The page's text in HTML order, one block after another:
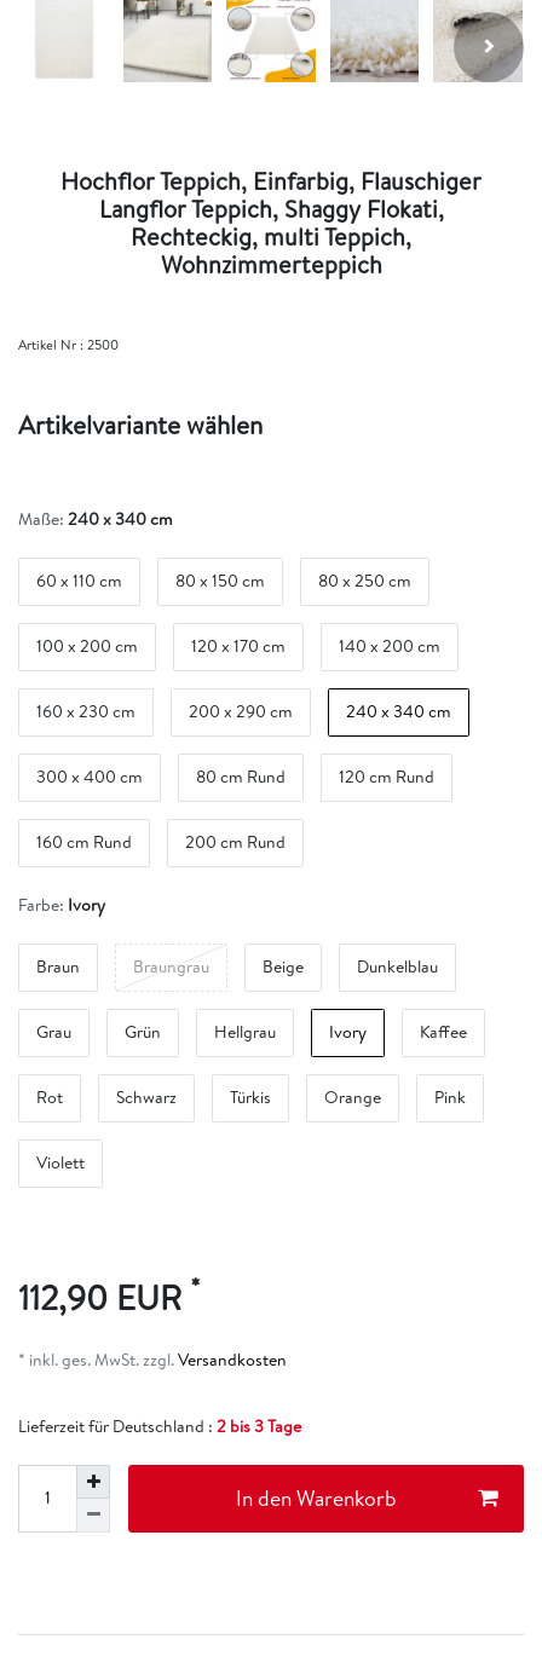
Hochflor Teppich, Einfarbig, Flauschiger
Langflor Teppich, Shaggy Flokati,
Rechteckig, multi Teppich,
Wohnzimmerteppich
Artikel Nr :2500
Artikelvariante wählen
Maße: 240 x 340 cm
60 x 110 cm 80 x 150 cm 80 x 250 cm
100 x 200 cm 120 x 170 cm 140 x 200 cm
160 x 230 cm 200 x 290 cm 240 x 340 cm
300 x 400 cm 80 cm Rund 120 cm Rund
160 cm Rund 200 cm Rund
Farbe: Ivory
Braun Braungrau Beige Dunkelblau
Grau Grün Hellgrau Ivory Kaffee
Rot Schwarz Türkis Orange Pink
Violett
112,90 EUR *
* inkl. ges. MwSt. zzgl.Versandkosten
Lieferzeit für Deutschland : 2 bis 3 Tage
In den Warenkorb